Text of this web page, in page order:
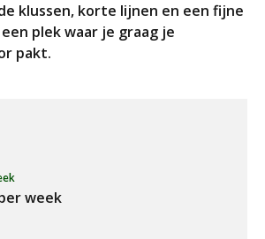
klussen, korte lijnen en een fijne
plek waar je graag je
pakt.
week